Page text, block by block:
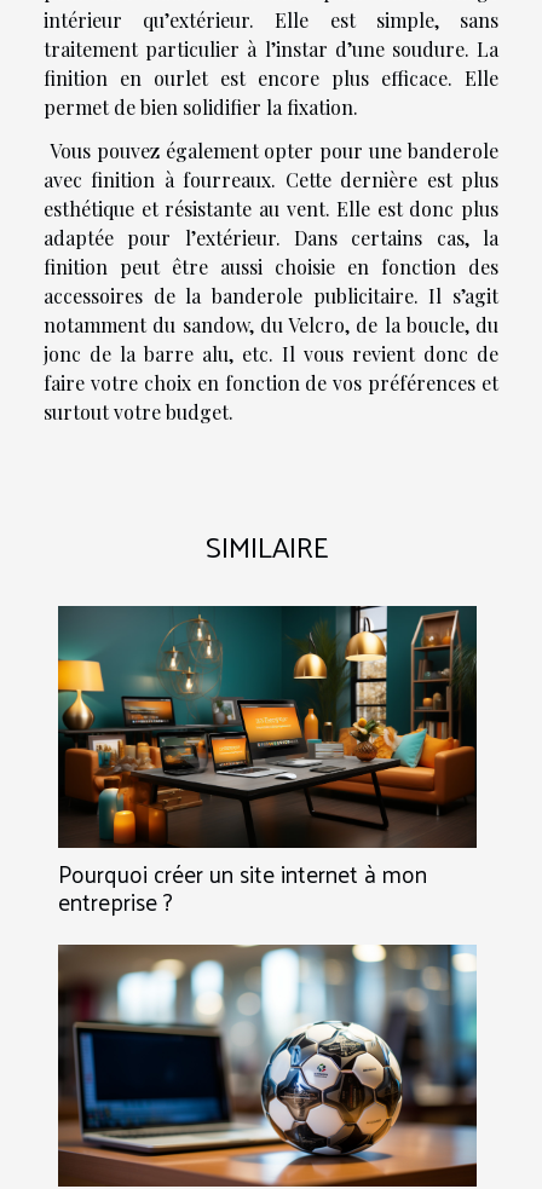
intérieur qu’extérieur. Elle est simple, sans
traitement particulier à l’instar d’une soudure. La
finition en ourlet est encore plus efficace. Elle
permet de bien solidifier la fixation.
Vous pouvez également opter pour une banderole
avec finition à fourreaux. Cette dernière est plus
esthétique et résistante au vent. Elle est donc plus
adaptée pour l’extérieur. Dans certains cas, la
finition peut être aussi choisie en fonction des
accessoires de la banderole publicitaire. Il s’agit
notamment du sandow, du Velcro, de la boucle, du
jonc de la barre alu, etc. Il vous revient donc de
faire votre choix en fonction de vos préférences et
surtout votre budget.
SIMILAIRE
Pourquoi créer un site internet à mon
entreprise ?